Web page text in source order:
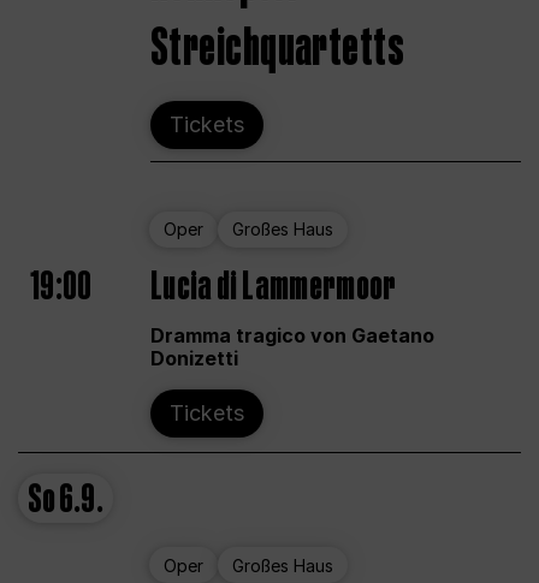
Streichquartetts
Tickets
Oper Großes Haus
19:00 Lucia di Lammermoor
Dramma tragico von Gaetano
Donizetti
Tickets
So6.9.
Oper Großes Haus